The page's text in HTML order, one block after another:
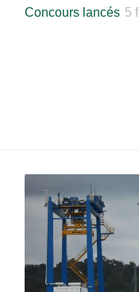
Concours lancés 5